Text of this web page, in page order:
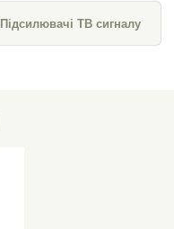
Підсилювачі ТВ сигналу